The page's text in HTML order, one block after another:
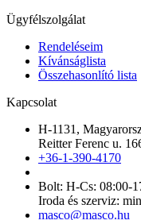
Ügyfélszolgálat
Rendeléseim
Kívánságlista
Összehasonlító lista
Kapcsolat
H-1131,
Reitter Ferenc u.
+36-1-390-4170
Bolt: H-Cs: 08:00-
Iroda és szerviz:
masco@masco.hu